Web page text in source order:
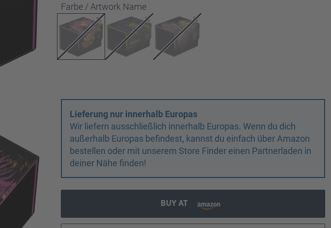
Farbe / Artwork Nameauswählen
Lieferung nur innerhalb Europas
Wir liefern ausschließlich innerhalb Europas. Wenn du dich
außerhalb Europas befindest, kannst du einfach über Amazon
bestellen oder mit unserem Store Finder einen Partnerladen in
deiner Nähe finden!
BUY AT